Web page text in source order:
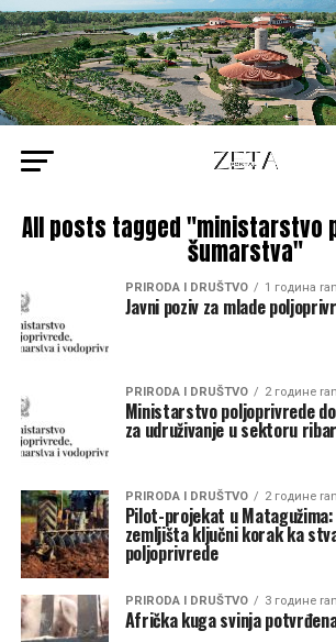
All posts tagged "ministarstvo
šumarstva"
PRIRODA I DRUŠTVO 1 година
Javni poziv za mlade
PRIRODA I DRUŠTVO 2 године
Ministarstvo poljoprivrede
za udruživanje u sektoru
PRIRODA I DRUŠTVO 2 године
Pilot-projekat u
zemljišta ključni korak ka
poljoprivrede
PRIRODA I DRUŠTVO 3 године
Afrička kuga svinja